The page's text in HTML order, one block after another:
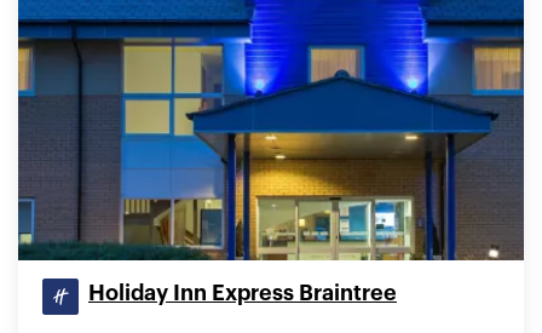
Holiday Inn Express Braintree